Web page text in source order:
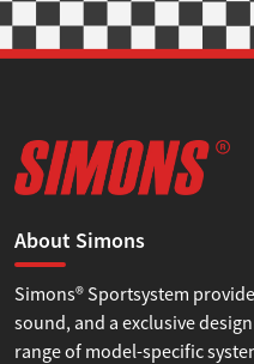
About Simons
Simons® Sportsystem
sound, and a exclusive
range of model-specific